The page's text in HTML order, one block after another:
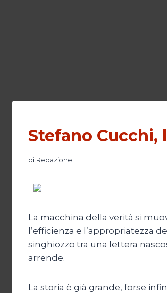
Stefano Cucchi,
di Redazione
La macchina della verità si
l’efficienza e l’appropriatezza
singhiozzo tra una lettera
arrende.
La storia è già grande, forse